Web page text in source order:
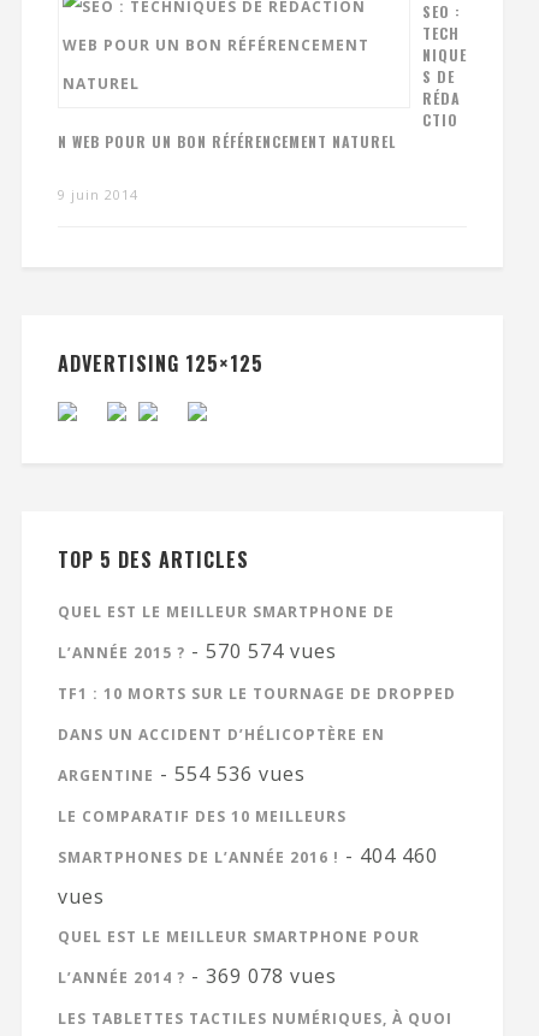
SEO :
TECH
NIQUE
S DE
RÉDA
CTIO
N WEB POUR UN BON RÉFÉRENCEMENT NATUREL
9 juin 2014
ADVERTISING 125×125
TOP 5 DES ARTICLES
QUEL EST LE MEILLEUR SMARTPHONE DE
L’ANNÉE 2015 ? - 570 574 vues
TF1 : 10 MORTS SUR LE TOURNAGE DE DROPPED
DANS UN ACCIDENT D’HÉLICOPTÈRE EN
ARGENTINE - 554 536 vues
LE COMPARATIF DES 10 MEILLEURS
SMARTPHONES DE L’ANNÉE 2016 ! - 404 460
vues
QUEL EST LE MEILLEUR SMARTPHONE POUR
L’ANNÉE 2014 ? - 369 078 vues
LES TABLETTES TACTILES NUMÉRIQUES, À QUOI